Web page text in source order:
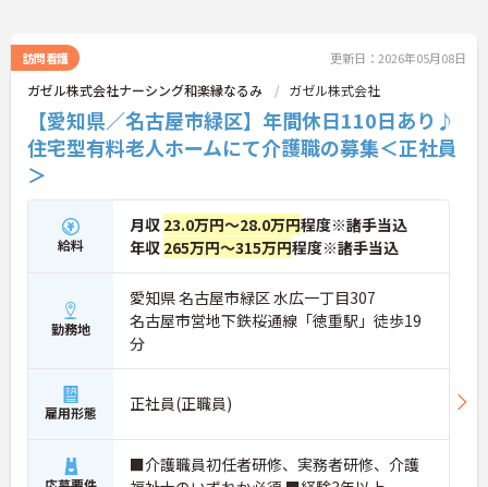
訪問看護 更新日：2026年05月08日
ガゼル株式会社ナーシング和楽縁なるみ ガゼル株式会社
【愛知県／名古屋市緑区】年間休日110日あり♪
住宅型有料老人ホームにて介護職の募集＜正社員
＞
給料
月収 23.0万円～28.0万円程度※諸手当込
年収 265万円～315万円程度※諸手当込
勤務地
愛知県 名古屋市緑区 水広一丁目307
名古屋市営地下鉄桜通線「徳重駅」徒歩19
分
雇用形態 正社員(正職員)
■介護職員初任者研修、実務者研修、介護